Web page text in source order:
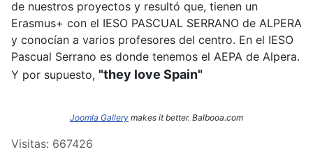
de nuestros proyectos y resultó que, tienen un
Erasmus+ con el IESO PASCUAL SERRANO de ALPERA
y conocían a varios profesores del centro. En el IESO
Pascual Serrano es donde tenemos el AEPA de Alpera.
Y por supuesto, "they love Spain"
Joomla Gallery makes it better. Balbooa.com
Visitas: 667426